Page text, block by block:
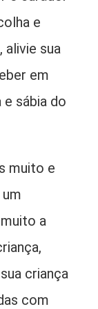
e
alivie sua
em
sábia do
muito e
a
criança
com